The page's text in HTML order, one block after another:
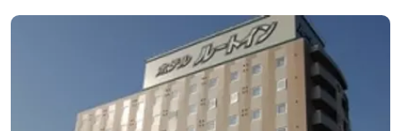
体利用可能。 青少年向けの屋外キャンプ施設、かもしかキャンプフ